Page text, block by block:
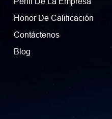
Honor De Calificación
Contáctenos
Blog